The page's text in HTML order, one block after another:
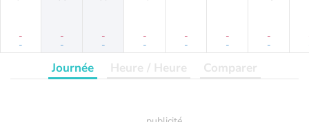
-
-
-
-
-
-
-
-
-
-
-
-
-
-
Journée Heure / Heure Comparer